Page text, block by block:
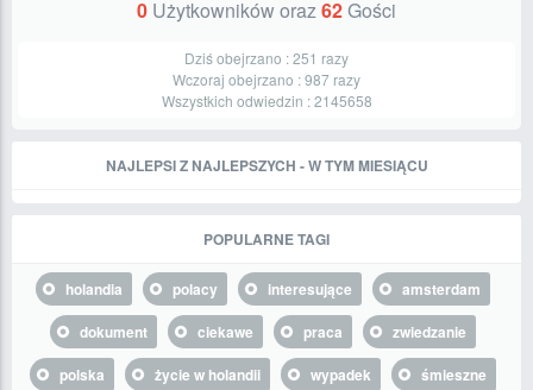
0 Użytkowników oraz62Gości
Dziś obejrzano :251 razy
Wczoraj obejrzano :987 razy
Wszystkich odwiedzin :2145658
NAJLEPSI Z NAJLEPSZYCH - W TYM MIESIĄCU
POPULARNE TAGI
holandia polacy interesujące
amsterdam
dokument
ciekawe praca
zwiedzanie
polska
życie w holandii wypadek
śmieszne